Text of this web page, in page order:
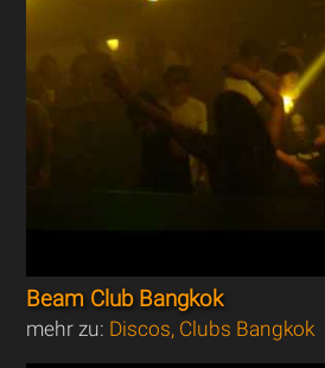
Beam Club Bangkok
mehr zu: Discos, Clubs Bangkok